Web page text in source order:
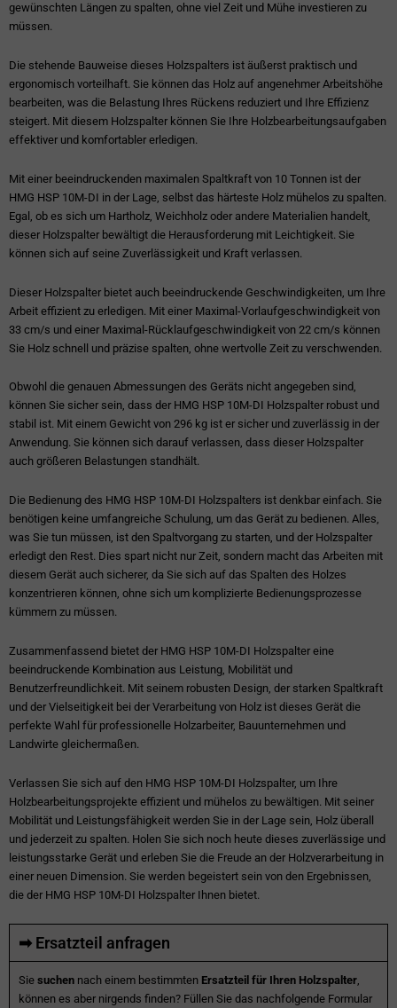
gewünschten Längen zu spalten, ohne viel Zeit und Mühe investieren zu
müssen.
Die stehende Bauweise dieses Holzspalters ist äußerst praktisch und
ergonomisch vorteilhaft. Sie können das Holz auf angenehmer Arbeitshöhe
bearbeiten, was die Belastung Ihres Rückens reduziert und Ihre Effizienz
steigert. Mit diesem Holzspalter können Sie Ihre Holzbearbeitungsaufgaben
effektiver und komfortabler erledigen.
Mit einer beeindruckenden maximalen Spaltkraft von 10 Tonnen ist der
HMG HSP 10M-DI in der Lage, selbst das härteste Holz mühelos zu spalten.
Egal, ob es sich um Hartholz, Weichholz oder andere Materialien handelt,
dieser Holzspalter bewältigt die Herausforderung mit Leichtigkeit. Sie
können sich auf seine Zuverlässigkeit und Kraft verlassen.
Dieser Holzspalter bietet auch beeindruckende Geschwindigkeiten, um Ihre
Arbeit effizient zu erledigen. Mit einer Maximal-Vorlaufgeschwindigkeit von
33 cm/s und einer Maximal-Rücklaufgeschwindigkeit von 22 cm/s können
Sie Holz schnell und präzise spalten, ohne wertvolle Zeit zu verschwenden.
Obwohl die genauen Abmessungen des Geräts nicht angegeben sind,
können Sie sicher sein, dass der HMG HSP 10M-DI Holzspalter robust und
stabil ist. Mit einem Gewicht von 296 kg ist er sicher und zuverlässig in der
Anwendung. Sie können sich darauf verlassen, dass dieser Holzspalter
auch größeren Belastungen standhält.
Die Bedienung des HMG HSP 10M-DI Holzspalters ist denkbar einfach. Sie
benötigen keine umfangreiche Schulung, um das Gerät zu bedienen. Alles,
was Sie tun müssen, ist den Spaltvorgang zu starten, und der Holzspalter
erledigt den Rest. Dies spart nicht nur Zeit, sondern macht das Arbeiten mit
diesem Gerät auch sicherer, da Sie sich auf das Spalten des Holzes
konzentrieren können, ohne sich um komplizierte Bedienungsprozesse
kümmern zu müssen.
Zusammenfassend bietet der HMG HSP 10M-DI Holzspalter eine
beeindruckende Kombination aus Leistung, Mobilität und
Benutzerfreundlichkeit. Mit seinem robusten Design, der starken Spaltkraft
und der Vielseitigkeit bei der Verarbeitung von Holz ist dieses Gerät die
perfekte Wahl für professionelle Holzarbeiter, Bauunternehmen und
Landwirte gleichermaßen.
Verlassen Sie sich auf den HMG HSP 10M-DI Holzspalter, um Ihre
Holzbearbeitungsprojekte effizient und mühelos zu bewältigen. Mit seiner
Mobilität und Leistungsfähigkeit werden Sie in der Lage sein, Holz überall
und jederzeit zu spalten. Holen Sie sich noch heute dieses zuverlässige und
leistungsstarke Gerät und erleben Sie die Freude an der Holzverarbeitung in
einer neuen Dimension. Sie werden begeistert sein von den Ergebnissen,
die der HMG HSP 10M-DI Holzspalter Ihnen bietet.
➡ Ersatzteil anfragen
Sie suchen nach einem bestimmten Ersatzteil für Ihren Holzspalter,
können es aber nirgends finden? Füllen Sie das nachfolgende Formular